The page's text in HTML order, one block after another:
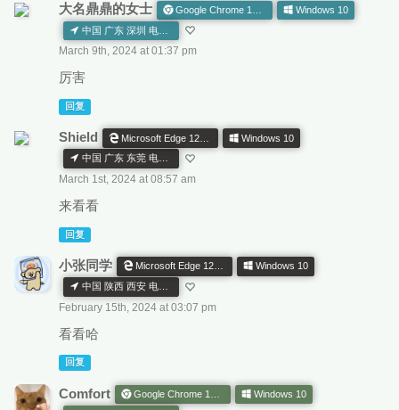
大名鼎鼎的女士 Google Chrome 122.0.0.0
Windows 10
中国 广东 深圳 电信 CN AS
March 9th, 2024 at 01:37 pm
厉害
回复
Shield Microsoft Edge 121.0.0.0
Windows 10
中国 广东 东莞 电信 CN AS
March 1st, 2024 at 08:57 am
来看看
回复
小张同学 Microsoft Edge 121.0.0.0
Windows 10
中国 陕西 西安 电信 CN AS
February 15th, 2024 at 03:07 pm
看看哈
回复
Comfort Google Chrome 120.0.0.0
Windows 10